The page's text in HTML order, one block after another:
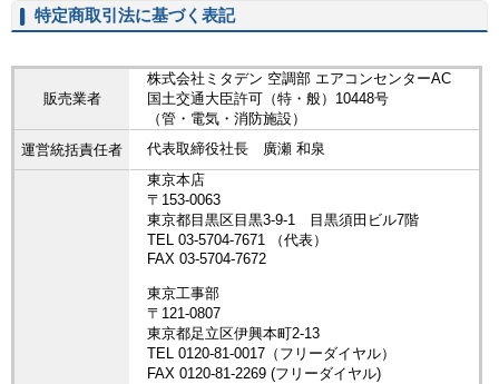
特定商取引法に基づく表記
販売業者
株式会社ミタデン 空調部 エアコンセンターAC
国土交通大臣許可（特・般）10448号
（管・電気・消防施設）
運営統括責任者
代表取締役社長 廣瀬 和泉